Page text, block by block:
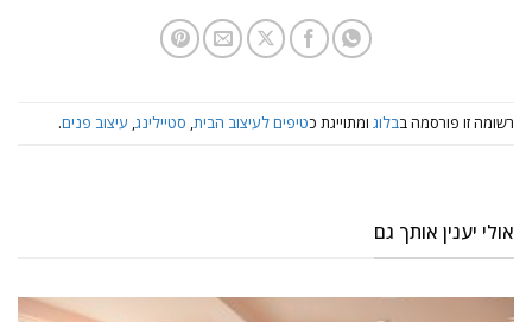
רשומה זו פורסמה בבלוג ומתוייגת כטיפים לעיצוב הבית, סטיילינג, עיצוב פנים.
אולי יענין אותך גם